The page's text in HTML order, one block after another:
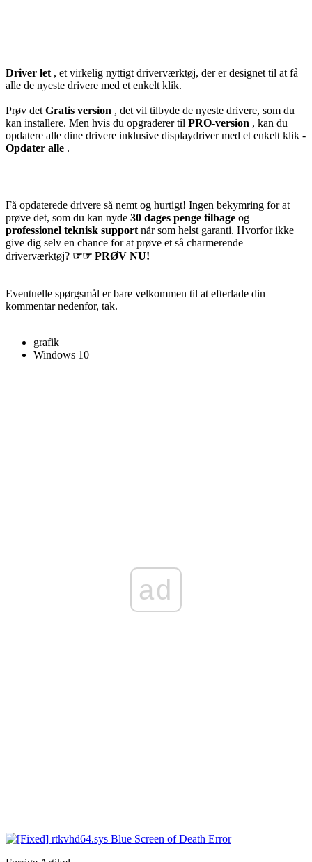
Driver let , et virkelig nyttigt driverværktøj, der er designet til at få
alle de nyeste drivere med et enkelt klik.
Prøv det Gratis version , det vil tilbyde de nyeste drivere, som du
kan installere. Men hvis du opgraderer til PRO-version , kan du
opdatere alle dine drivere inklusive displaydriver med et enkelt klik -
Opdater alle .
Få opdaterede drivere så nemt og hurtigt! Ingen bekymring for at
prøve det, som du kan nyde 30 dages penge tilbage og
professionel teknisk support når som helst garanti. Hvorfor ikke
give dig selv en chance for at prøve et så charmerende
driverværktøj? ☞☞ PRØV NU!
Eventuelle spørgsmål er bare velkommen til at efterlade din
kommentar nedenfor, tak.
grafik
Windows 10
ad